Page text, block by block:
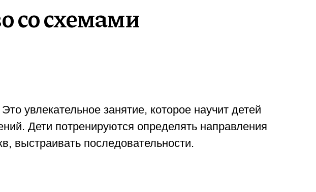
со схемами
Это увлекательное занятие, которое научит детей
Дети потренируются определять направления
выстраивать последовательности.